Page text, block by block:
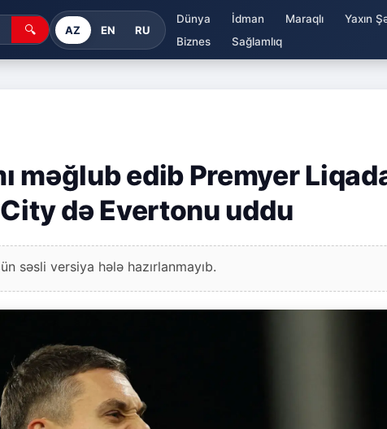
🔍 AZ EN RU
Dünya İdman Maraqlı Yaxın
Biznes
Sağlamlıq
məğlub edib Premyer
də Evertonu uddu
səsli versiya hələ hazırlanmayıb.